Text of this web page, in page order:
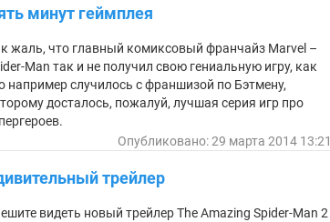
минут геймплея
жаль, что главный комиксовый франчайз Marvel –
Man так и не получил свою гениальную игру, как
например случилось с франшизой по Бэтмену,
досталось, пожалуй, лучшая серия игр про
Опубликовано: 29 марта 2014 13:21
трейлер
видеть новый трейлер The Amazing Spider-Man 2